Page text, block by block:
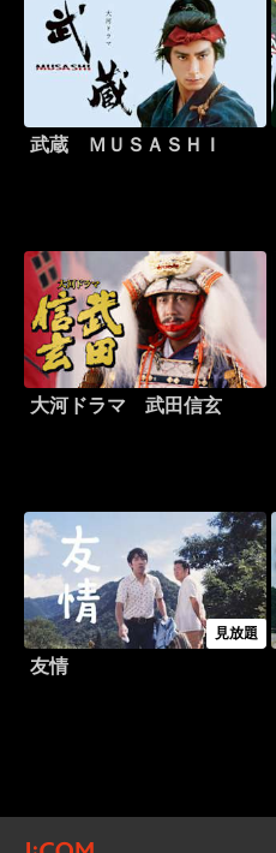
武蔵 ＭＵＳＡＳＨＩ
大河ドラマ 武田信玄
見放題
友情